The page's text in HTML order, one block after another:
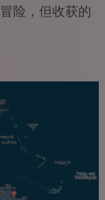
险，但收获的